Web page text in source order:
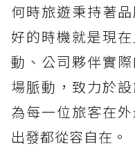
何時旅遊秉持著
好的時機就是現
動、公司夥伴實
場脈動，致力於
為每一位旅客在
出發都從容自在。